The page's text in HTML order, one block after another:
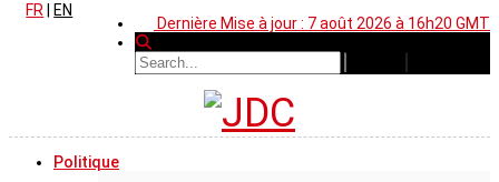
Dernière Mise à jour : 7 août 2026 à 16h20 GMT
FR
EN
Politique